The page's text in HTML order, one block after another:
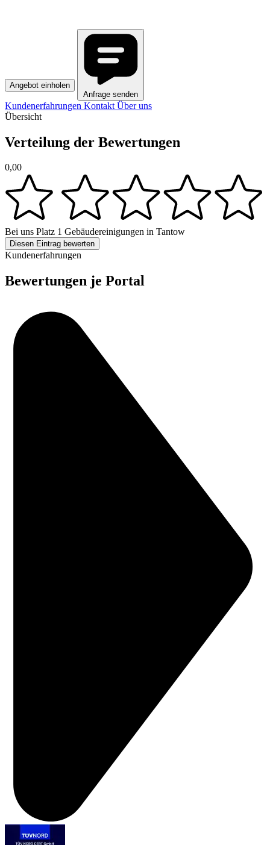
Angebot einholen
Anfrage senden
Kundenerfahrungen Kontakt Über uns
Übersicht
Verteilung der Bewertungen
0,00
Bei uns Platz 1 Gebäudereinigungen in Tantow
Diesen Eintrag bewerten
Kundenerfahrungen
Bewertungen je Portal